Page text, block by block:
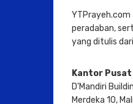
YTPrayeh.com
peradaban,
yang ditulis
Kantor Pusat
D'Mandiri
Merdeka 10,